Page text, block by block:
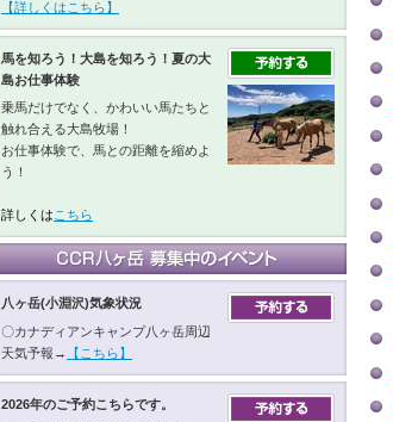
【詳しくはこちら】
馬を知ろう！大島を知ろう！夏の大
島お仕事体験
乗馬だけでなく、かわいい馬たちと
触れ合える大島牧場！
お仕事体験で、馬との距離を縮めよ
う！
詳しくは こちら
八ヶ岳(小淵沢)気象状況
〇カナディアンキャンプ八ヶ岳周辺
天気予報→
【こちら】
2026年のご予約こちらです。